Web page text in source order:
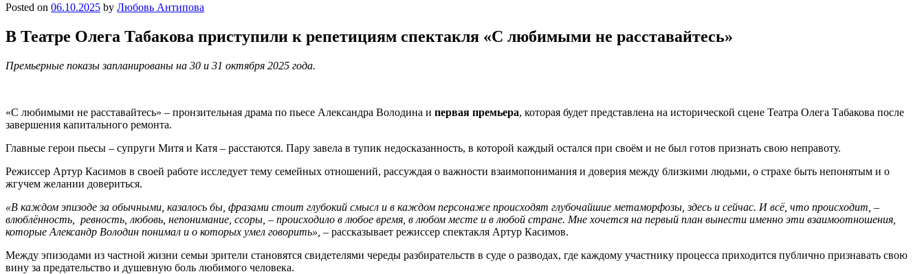
Posted on 06.10.2025 by Любовь Антипова
В Театре Олега Табакова приступили к репетициям спектакля «С любимыми не расставайтесь»
Премьерные показы запланированы на 30 и 31 октября 2025 года.
«С любимыми не расставайтесь» – пронзительная драма по пьесе Александра Володина и первая премьера, которая будет представлена на исторической сцене Театра Олега Табакова после
завершения капитального ремонта.
Главные герои пьесы – супруги Митя и Катя – расстаются. Пару завела в тупик недосказанность, в которой каждый остался при своём и не был готов признать свою неправоту.
Режиссер Артур Касимов в своей работе исследует тему семейных отношений, рассуждая о важности взаимопонимания и доверия между близкими людьми, о страхе быть непонятым и о
жгучем желании довериться.
«В каждом эпизоде за обычными, казалось бы, фразами стоит глубокий смысл и в каждом персонаже происходят глубочайшие метаморфозы, здесь и сейчас. И всё, что происходит, –
влюблённость, ревность, любовь, непонимание, ссоры, – происходило в любое время, в любом месте и в любой стране. Мне хочется на первый план вынести именно эти взаимоотношения,
которые Александр Володин понимал и о которых умел говорить», – рассказывает режиссер спектакля Артур Касимов.
Между эпизодами из частной жизни семьи зрители становятся свидетелями череды разбирательств в суде о разводах, где каждому участнику процесса приходится публично признавать свою
вину за предательство и душевную боль любимого человека.